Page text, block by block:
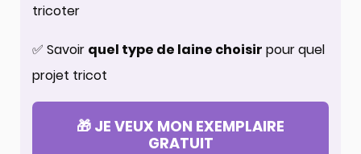
tricoter
✅ Savoir quel type de laine choisir pour quel
projet tricot
🎁 JE VEUX MON EXEMPLAIRE
GRATUIT